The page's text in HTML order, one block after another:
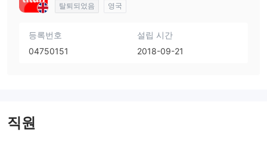
탈퇴되었음 영국
등록번호
04750151
설립 시간
2018-09-21
직원